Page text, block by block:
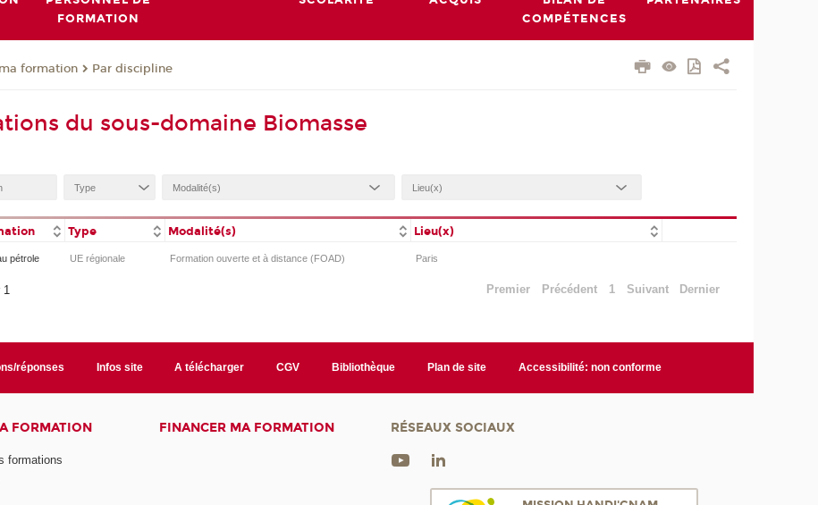
FORMATION
COMPÉTENCES
formation Par discipline
du sous-domaine Biomasse
Type Modalité(s) Lieu(x)
pétrole UE régionale Formation ouverte et à distance (FOAD) Paris
1 Premier Précédent 1 Suivant Dernier
réponses Infos site A télécharger CGV Bibliothèque Plan de site Accessibilité: non conforme
FORMATION
formations
FINANCER MA FORMATION RÉSEAUX SOCIAUX